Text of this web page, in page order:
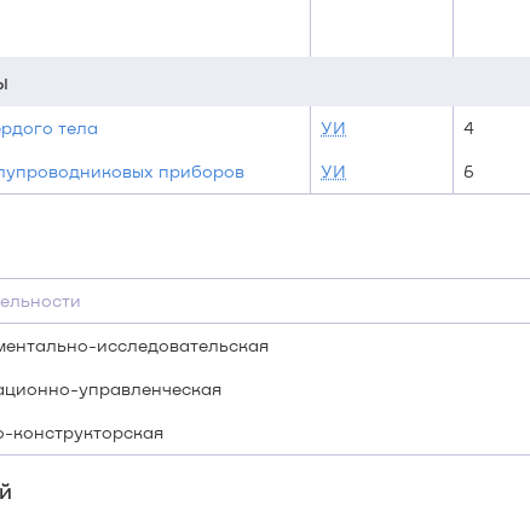
тела УИ 4
приборов УИ 6
исследовательская
управленческая
конструкторская